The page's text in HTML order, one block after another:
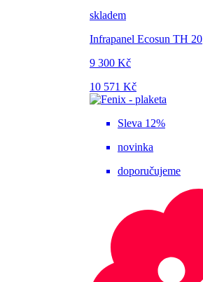
skladem
Infrapanel Ecosun TH 20
9 300 Kč
10 571 Kč
Sleva 12%
novinka
doporučujeme